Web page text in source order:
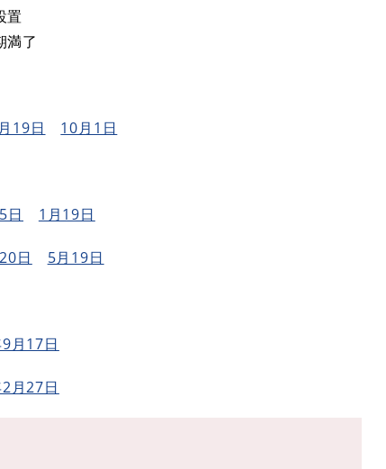
置
満了
19日 10月1日
日 1月19日
日 5月19日
月17日
月27日